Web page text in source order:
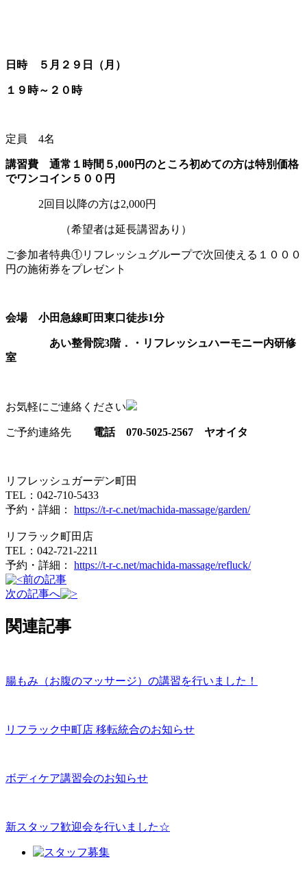
日時 ５ 月２９日（月 ）
１９時～２０ 時
定員 4名
講習費 通常１時間５,000円のところ初めての方は特別価格
でワンコイン５００ 円
2回目以降の方は2,000円
（希望者は延長講習あり）
ご参加者特典①リフレッシュグループで次回使える１０００
円の施術券をプレゼント
会場 小田急線町田東口徒歩1分
あい整骨院3階．・リフレッシュハーモニー内研修
室
お気軽にご連絡ください
ご予約連絡先 電話 070-5025-2567 ヤオイタ
リフレッシュガーデン町田
TEL：042-710-5433
予約・詳細： https://t-r-c.net/machida-massage/garden/
リフラック町田店
TEL：042-721-2211
予約・詳細： https://t-r-c.net/machida-massage/refluck/
前の記事
次の記事へ
関連記事
腸もみ（お腹のマッサージ）の講習を行いました！
リフラック中町店 移転統合のお知らせ
ボディケア講習会のお知らせ
新スタッフ歓迎会を行いました☆